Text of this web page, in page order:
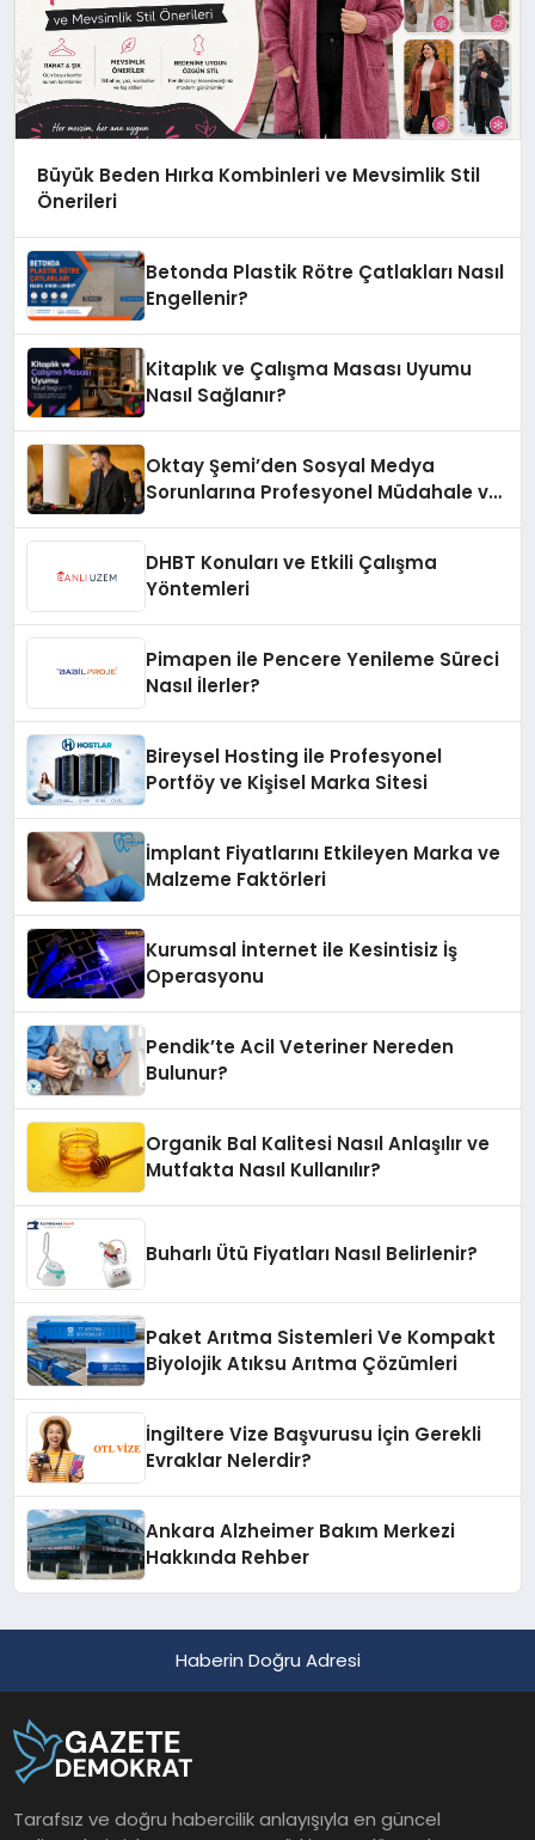
Büyük Beden Hırka Kombinleri ve Mevsimlik Stil
Önerileri
Betonda Plastik Rötre Çatlakları Nasıl
Engellenir?
Kitaplık ve Çalışma Masası Uyumu
Nasıl Sağlanır?
Oktay Şemi’den Sosyal Medya
Sorunlarına Profesyonel Müdahale ve
DHBT Konuları ve Etkili Çalışma
Yöntemleri
Pimapen ile Pencere Yenileme Süreci
Nasıl İlerler?
Bireysel Hosting ile Profesyonel
Portföy ve Kişisel Marka Sitesi
İmplant Fiyatlarını Etkileyen Marka ve
Malzeme Faktörleri
Kurumsal İnternet ile Kesintisiz İş
Operasyonu
Pendik’te Acil Veteriner Nereden
Bulunur?
Organik Bal Kalitesi Nasıl Anlaşılır ve
Mutfakta Nasıl Kullanılır?
Buharlı Ütü Fiyatları Nasıl Belirlenir?
Paket Arıtma Sistemleri Ve Kompakt
Biyolojik Atıksu Arıtma Çözümleri
İngiltere Vize Başvurusu İçin Gerekli
Evraklar Nelerdir?
Ankara Alzheimer Bakım Merkezi
Hakkında Rehber
Haberin Doğru Adresi
Tarafsız ve doğru habercilik anlayışıyla en güncel